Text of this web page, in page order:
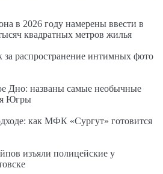
в 2026 году намерены ввести в
квадратных метров жилья
распространение интимных фото
Дно: названы самые необычные
Югры
как МФК «Сургут» готовится
изъяли полицейские у